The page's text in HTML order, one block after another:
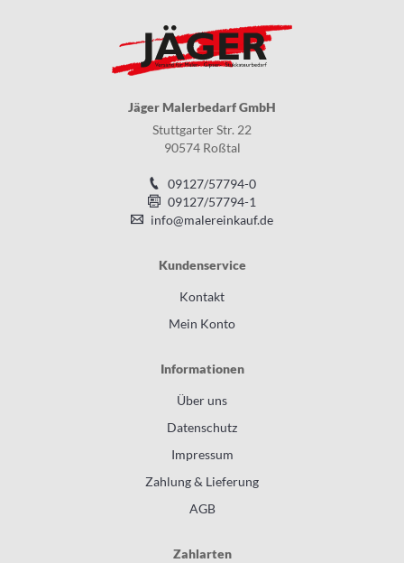
Jäger Malerbedarf GmbH
Stuttgarter Str. 22
90574 Roßtal
09127/57794-0
09127/57794-1
info@malereinkauf.de
Kundenservice
Kontakt
Mein Konto
Informationen
Über uns
Datenschutz
Impressum
Zahlung & Lieferung
AGB
Zahlarten